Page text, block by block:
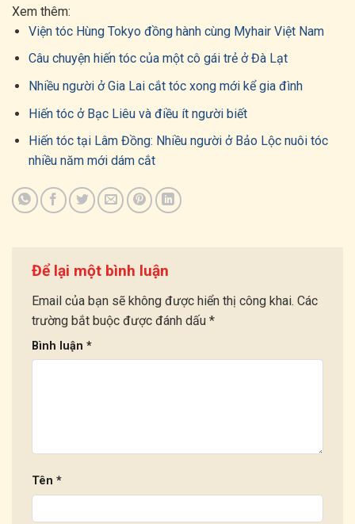
Xem thêm:
Viện tóc Hùng Tokyo đồng hành cùng Myhair Việt Nam
Câu chuyện hiến tóc của một cô gái trẻ ở Đà Lạt
Nhiều người ở Gia Lai cắt tóc xong mới kể gia đình
Hiến tóc ở Bạc Liêu và điều ít người biết
Hiến tóc tại Lâm Đồng: Nhiều người ở Bảo Lộc nuôi tóc
nhiều năm mới dám cắt
Để lại một bình luận
Email của bạn sẽ không được hiển thị công khai. Các
trường bắt buộc được đánh dấu *
Bình luận *
Tên *